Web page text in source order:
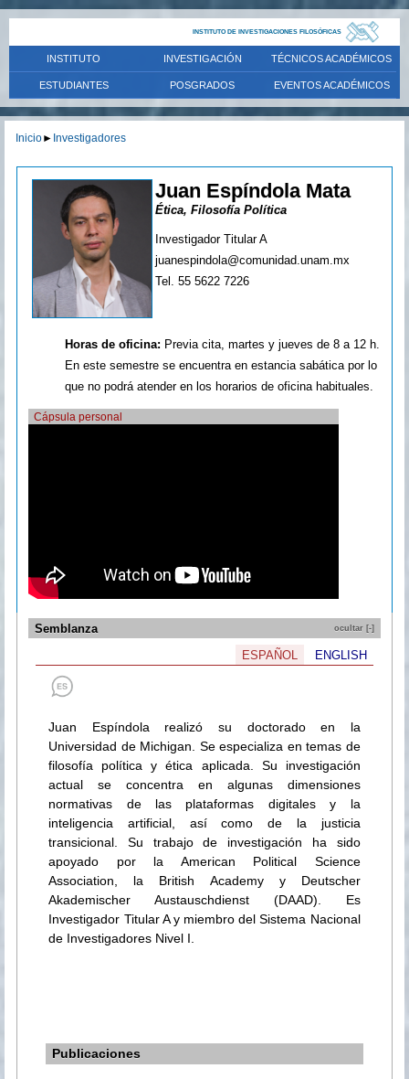
INSTITUTO DE INVESTIGACIONES FILOSÓFICAS
INSTITUTO INVESTIGACIÓN TÉCNICOS ACADÉMICOS
ESTUDIANTES POSGRADOS EVENTOS ACADÉMICOS
Inicio► Investigadores
Juan Espíndola Mata
Ética, Filosofía Política
Investigador Titular A
juanespindola@comunidad.unam.mx
Tel. 55 5622 7226
Horas de oficina: Previa cita, martes y jueves de 8 a 12 h.
En este semestre se encuentra en estancia sabática por lo
que no podrá atender en los horarios de oficina habituales.
Cápsula personal
Semblanza ocultar [-]
ESPAÑOL ENGLISH
Juan Espíndola realizó su doctorado en la
Universidad de Michigan. Se especializa en temas de
filosofía política y ética aplicada. Su investigación
actual se concentra en algunas dimensiones
normativas de las plataformas digitales y la
inteligencia artificial, así como de la justicia
transicional. Su trabajo de investigación ha sido
apoyado por la American Political Science
Association, la British Academy y Deutscher
Akademischer Austauschdienst (DAAD). Es
Investigador Titular A y miembro del Sistema Nacional
de Investigadores Nivel I.
Publicaciones